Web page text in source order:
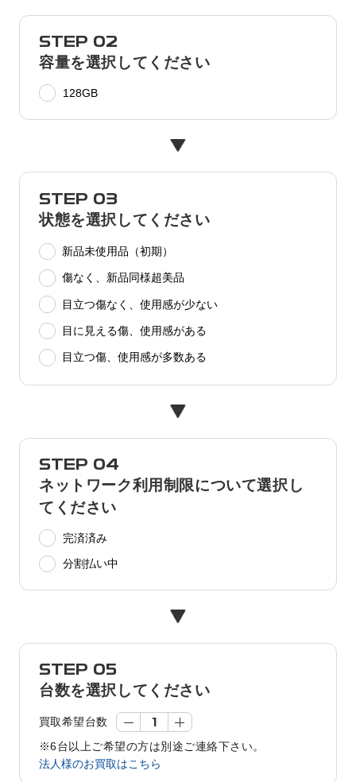
STEP 02
容量を選択してください
128GB
STEP 03
状態を選択してください
新品未使用品（初期）
傷なく、新品同様超美品
目立つ傷なく、使用感が少ない
目に見える傷、使用感がある
目立つ傷、使用感が多数ある
STEP 04
ネットワーク利用制限について選択し
てください
完済済み
分割払い中
STEP 05
台数を選択してください
買取希望台数
※6台以上ご希望の方は別途ご連絡下さい。
法人様のお買取はこちら